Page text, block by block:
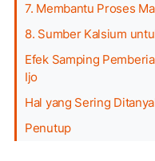
7. Membantu Proses
8. Sumber Kalsium
Efek Samping
Ijo
Hal yang Sering
Penutup